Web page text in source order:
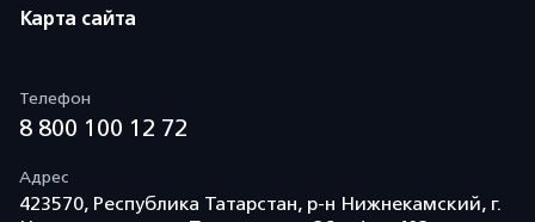
Карта сайта
Телефон
8 800 100 12 72
Адрес
423570, Республика Татарстан, р-н Нижнекамский, г.